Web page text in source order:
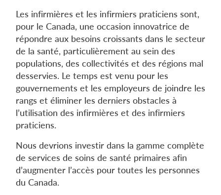
Les infirmières et les infirmiers praticiens sont,
pour le Canada, une occasion innovatrice de
répondre aux besoins croissants dans le secteur
de la santé, particulièrement au sein des
populations, des collectivités et des régions mal
desservies. Le temps est venu pour les
gouvernements et les employeurs de joindre les
rangs et éliminer les derniers obstacles à
l’utilisation des infirmières et des infirmiers
praticiens.
Nous devrions investir dans la gamme complète
de services de soins de santé primaires afin
d’augmenter l’accès pour toutes les personnes
du Canada.